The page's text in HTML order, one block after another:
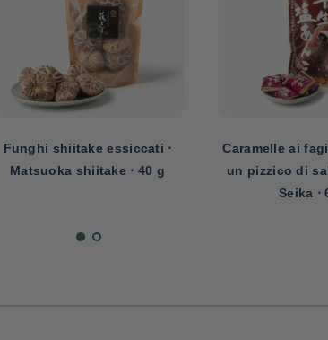
Funghi shiitake essiccati ⋅
Matsuoka shiitake ⋅ 40 g
Caramelle ai
un pizzico di
Seika ⋅